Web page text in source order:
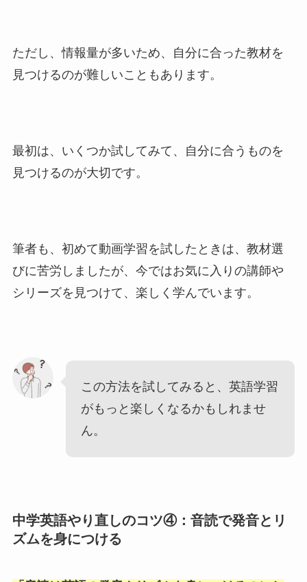
ただし、情報量が多いため、自分に合った教材を
見つけるのが難しいこともあります。
最初は、いくつか試してみて、自分に合うものを
見つけるのが大切です。
筆者も、初めて動画学習を試したときは、教材選
びに苦労しましたが、今ではお気に入りの講師や
シリーズを見つけて、楽しく学んでいます。
この方法を試してみると、英語学習
がもっと楽しくなるかもしれませ
ん。
中学英語やり直しのコツ④：音読で発音とリ
ズムを身につける